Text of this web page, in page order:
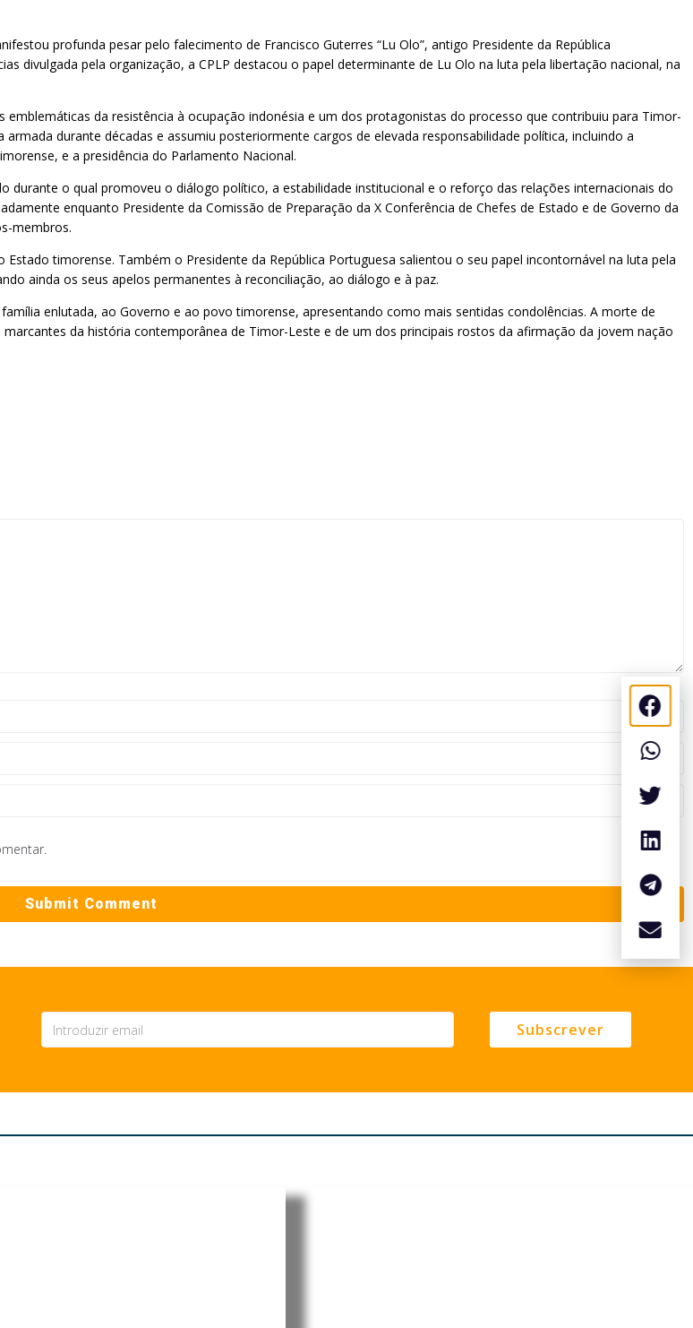
profunda pesar pelo falecimento de Francisco Guterres “Lu Olo”, antigo Presidente da República
divulgada pela organização, a CPLP destacou o papel determinante de Lu Olo na luta pela libertação nacional, na
da resistência à ocupação indonésia e um dos protagonistas do processo que contribuiu para Timor-
durante décadas e assumiu posteriormente cargos de elevada responsabilidade política, incluindo a
e a presidência do Parlamento Nacional.
durante o qual promoveu o diálogo político, a estabilidade institucional e o reforço das relações internacionais do
enquanto Presidente da Comissão de Preparação da X Conferência de Chefes de Estado e de Governo da
membros.
timorense. Também o Presidente da República Portuguesa salientou o seu papel incontornável na luta pela
ainda os seus apelos permanentes à reconciliação, ao diálogo e à paz.
enlutada, ao Governo e ao povo timorense, apresentando como mais sentidas condolências. A morte de
da história contemporânea de Timor-Leste e de um dos principais rostos da afirmação da jovem nação
Subscrever